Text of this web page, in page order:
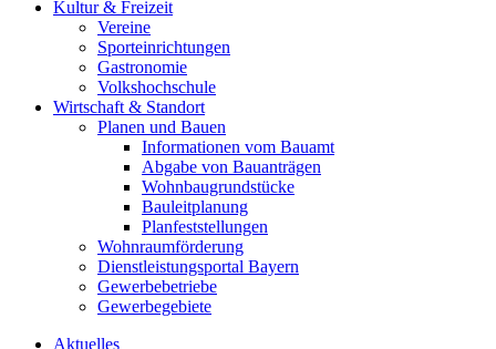
Kultur & Freizeit
Vereine
Sporteinrichtungen
Gastronomie
Volkshochschule
Wirtschaft & Standort
Planen und Bauen
Informationen vom Bauamt
Abgabe von Bauanträgen
Wohnbaugrundstücke
Bauleitplanung
Planfeststellungen
Wohnraumförderung
Dienstleistungsportal Bayern
Gewerbebetriebe
Gewerbegebiete
Aktuelles